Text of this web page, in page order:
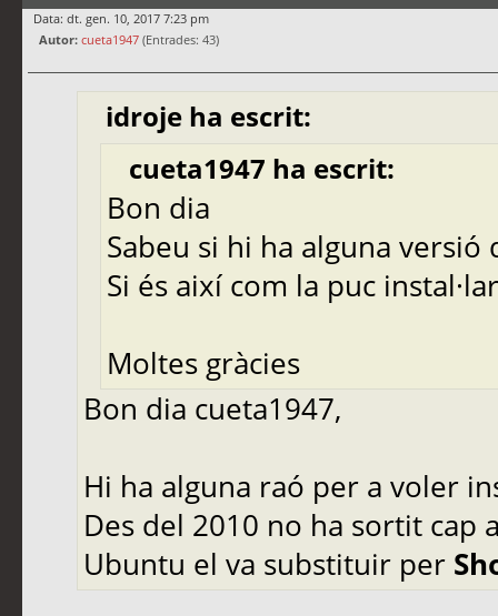
Data: dt. gen. 10, 2017 7:23 pm
Autor: cueta1947 (Entrades: 43)
idroje ha escrit:
cueta1947 ha escrit:
Bon dia
Sabeu si hi ha alguna versió
Si és així com la puc
Moltes gràcies
Bon dia cueta1947,
Hi ha alguna raó per a voler
Des del 2010 no ha sortit cap
Ubuntu el va substituir per